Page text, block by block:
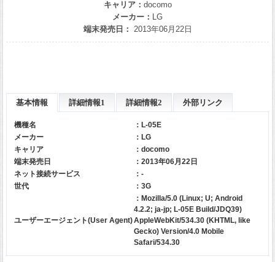
キャリア： docomo
メーカー： LG
端末発売日： 2013年06月22日
基本情報 詳細情報1 詳細情報2 外部リンク
機種名
：L-05E
メーカー
： LG
キャリア
： docomo
端末発売日
：2013年06月22日
ネット接続サービス
：-
世代
：3G
ユーザーエージェント(User Agent)
：Mozilla/5.0 (Linux; U; Android
4.2.2; ja-jp; L-05E Build/JDQ39)
AppleWebKit/534.30 (KHTML, like
Gecko) Version/4.0 Mobile
Safari/534.30